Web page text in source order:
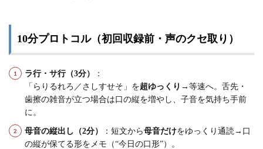
10分プロトコル（初回収録前・声のクセ取り）
ラ行・サ行（3分）
：
「らりるれろ／さしすせそ」を超ゆっくり →等速へ。舌先・
歯擦の雑音が立つ場合は口の縦を増やし、子音を気持ち手前
に。
母音の縦出し（2分） ：短文から母音だけをゆっくり通読→口
の縦が保てる形をメモ（“今日の口形”）。